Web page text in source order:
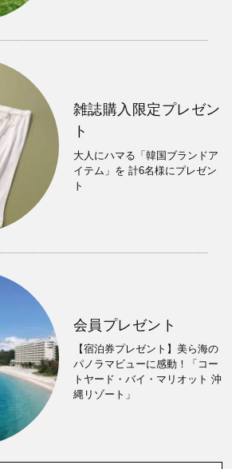
雑誌購入限定プレゼン
ト
大人にハマる「韓国ブランドア
イテム」を 計6名様にプレゼン
ト
会員プレゼント
【宿泊券プレゼント】美ら海の
パノラマビューに感動！「コー
トヤード・バイ・マリオット 沖
縄リゾート」